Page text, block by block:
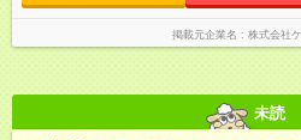
掲載元企業名 株式会社
未読